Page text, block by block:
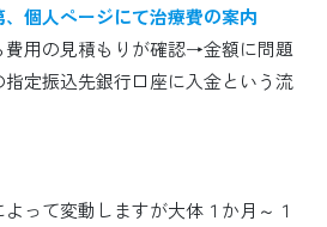
個人ページにて治療費の案内
用の見積もりが確認→金額に問題
定振込先銀行口座に入金という流
って変動しますが大体１か月～１